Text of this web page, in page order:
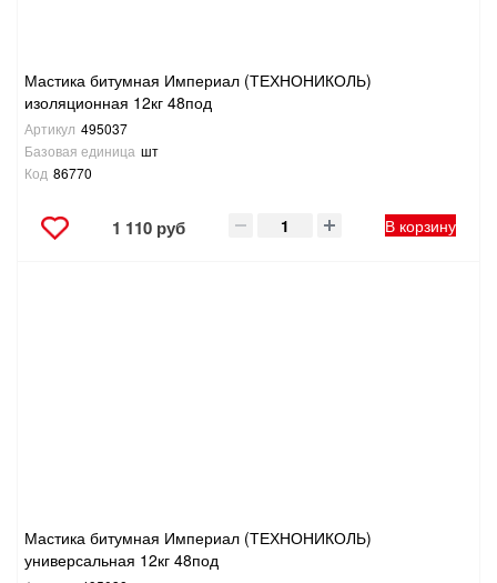
Мастика битумная Империал (ТЕХНОНИКОЛЬ)
изоляционная 12кг 48под
Артикул 495037
Базовая единица шт
Код 86770
1 110 руб В корзину
Мастика битумная Империал (ТЕХНОНИКОЛЬ)
универсальная 12кг 48под